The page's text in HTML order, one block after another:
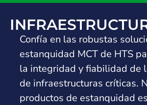
Confía en las robustas
estanquidad MCT de HTS
la integridad y fiabilidad de
de infraestructuras críticas.
productos de estanquidad